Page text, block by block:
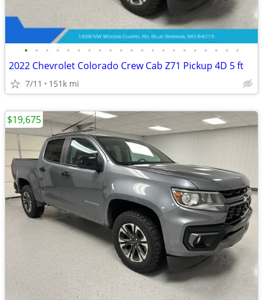
• • • • • • • • • • • • • • • • • • • • •
2022 Chevrolet Colorado Crew Cab Z71 Pickup 4D 5 ft
7/11 151k mi
$19,675